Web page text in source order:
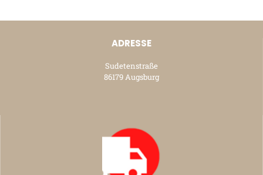
ADRESSE
Sudetenstraße
86179 Augsburg